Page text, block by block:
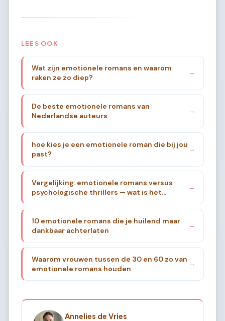
LEES OOK
Wat zijn emotionele romans en waarom
raken ze zo diep?
→
De beste emotionele romans van
Nederlandse auteurs
→
hoe kies je een emotionele roman die bij jou
past?
→
Vergelijking: emotionele romans versus
psychologische thrillers — wat is het
verschil?
→
10 emotionele romans die je huilend maar
dankbaar achterlaten
→
Waarom vrouwen tussen de 30 en 60 zo van
emotionele romans houden
→
Annelies de Vries